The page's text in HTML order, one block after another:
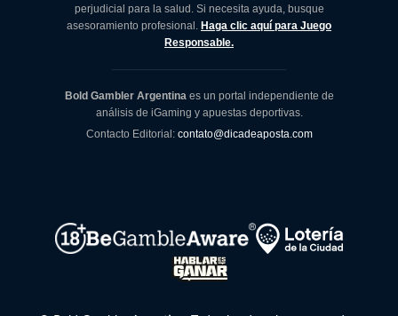
perjudicial para la salud. Si necesita ayuda, busque
asesoramiento profesional. Haga clic aquí para Juego
Responsable.
Bold Gambler Argentinaes un portal independiente de
análisis de iGaming y apuestas deportivas.
Contacto Editorial: contato@dicadeaposta.com